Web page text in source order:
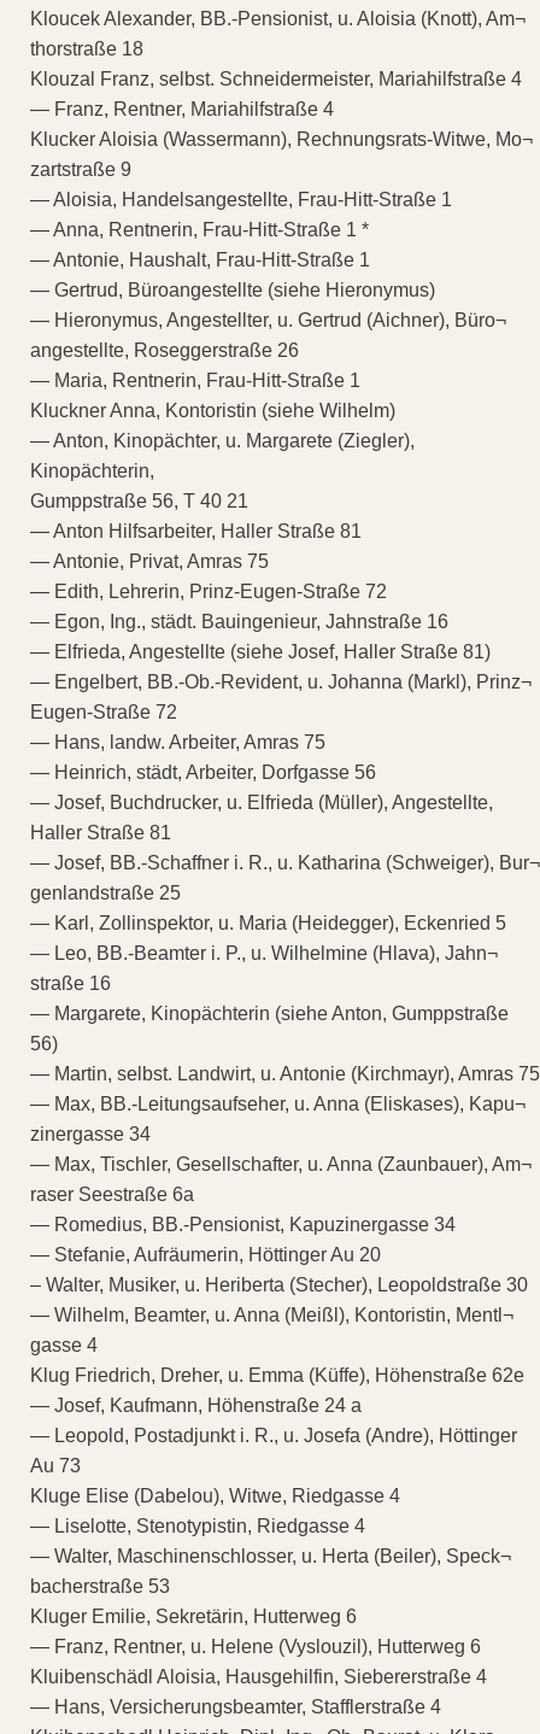
Kloucek Alexander, BB.-Pensionist, u. Aloisia (Knott), Am¬
thorstraße 18
Klouzal Franz, selbst. Schneidermeister, Mariahilfstraße 4
— Franz, Rentner, Mariahilfstraße 4
Klucker Aloisia (Wassermann), Rechnungsrats-Witwe, Mo¬
zartstraße 9
— Aloisia, Handelsangestellte, Frau-Hitt-Straße 1
— Anna, Rentnerin, Frau-Hitt-Straße 1 *
— Antonie, Haushalt, Frau-Hitt-Straße 1
— Gertrud, Büroangestellte (siehe Hieronymus)
— Hieronymus, Angestellter, u. Gertrud (Aichner), Büro¬
angestellte, Roseggerstraße 26
— Maria, Rentnerin, Frau-Hitt-Straße 1
Kluckner Anna, Kontoristin (siehe Wilhelm)
— Anton, Kinopächter, u. Margarete (Ziegler),
Kinopächterin,
Gumppstraße 56, T 40 21
— Anton Hilfsarbeiter, Haller Straße 81
— Antonie, Privat, Amras 75
— Edith, Lehrerin, Prinz-Eugen-Straße 72
— Egon, Ing., städt. Bauingenieur, Jahnstraße 16
— Elfrieda, Angestellte (siehe Josef, Haller Straße 81)
— Engelbert, BB.-Ob.-Revident, u. Johanna (Markl), Prinz¬
Eugen-Straße 72
— Hans, landw. Arbeiter, Amras 75
— Heinrich, städt, Arbeiter, Dorfgasse 56
— Josef, Buchdrucker, u. Elfrieda (Müller), Angestellte,
Haller Straße 81
— Josef, BB.-Schaffner i. R., u. Katharina (Schweiger), Bur¬
genlandstraße 25
— Karl, Zollinspektor, u. Maria (Heidegger), Eckenried 5
— Leo, BB.-Beamter i. P., u. Wilhelmine (Hlava), Jahn¬
straße 16
— Margarete, Kinopächterin (siehe Anton, Gumppstraße
56)
— Martin, selbst. Landwirt, u. Antonie (Kirchmayr), Amras 75
— Max, BB.-Leitungsaufseher, u. Anna (Eliskases), Kapu¬
zinergasse 34
— Max, Tischler, Gesellschafter, u. Anna (Zaunbauer), Am¬
raser Seestraße 6a
— Romedius, BB.-Pensionist, Kapuzinergasse 34
— Stefanie, Aufräumerin, Höttinger Au 20
– Walter, Musiker, u. Heriberta (Stecher), Leopoldstraße 30
— Wilhelm, Beamter, u. Anna (Meißl), Kontoristin, Mentl¬
gasse 4
Klug Friedrich, Dreher, u. Emma (Küffe), Höhenstraße 62e
— Josef, Kaufmann, Höhenstraße 24 a
— Leopold, Postadjunkt i. R., u. Josefa (Andre), Höttinger
Au 73
Kluge Elise (Dabelou), Witwe, Riedgasse 4
— Liselotte, Stenotypistin, Riedgasse 4
— Walter, Maschinenschlosser, u. Herta (Beiler), Speck¬
bacherstraße 53
Kluger Emilie, Sekretärin, Hutterweg 6
— Franz, Rentner, u. Helene (Vyslouzil), Hutterweg 6
Kluibenschädl Aloisia, Hausgehilfin, Siebererstraße 4
— Hans, Versicherungsbeamter, Stafflerstraße 4